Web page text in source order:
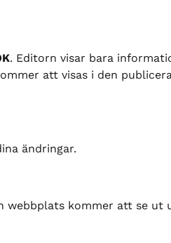
. Editorn visar bara
att visas i den
ändringar.
webbplats kommer att se ut